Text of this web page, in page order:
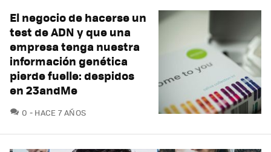
El negocio de hacerse un
test de ADN y que una
empresa tenga nuestra
información genética
pierde fuelle: despidos
en 23andMe
0 COMENTARIOS
HACE 7 AÑOS